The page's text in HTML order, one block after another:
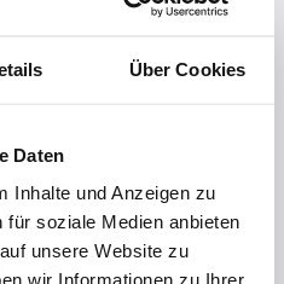
Über Cookies
Daten
Inhalte und Anzeigen zu
soziale Medien anbieten
unsere Website zu
wir Informationen zu Ihrer